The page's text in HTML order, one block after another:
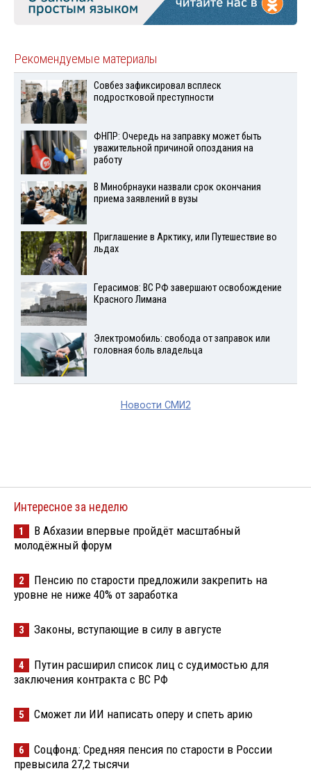
Рекомендуемые материалы
Совбез зафиксировал всплеск
подростковой преступности
ФНПР: Очередь на заправку может быть
уважительной причиной опоздания на
работу
В Минобрнауки назвали срок окончания
приема заявлений в вузы
Приглашение в Арктику, или Путешествие во
льдах
Герасимов: ВС РФ завершают освобождение
Красного Лимана
Электромобиль: свобода от заправок или
головная боль владельца
Новости СМИ2
Интересное за неделю
1
В Абхазии впервые пройдёт масштабный
молодёжный форум
2
Пенсию по старости предложили закрепить на
уровне не ниже 40% от заработка
3 Законы, вступающие в силу в августе
4
Путин расширил список лиц с судимостью для
заключения контракта с ВС РФ
5 Сможет ли ИИ написать оперу и спеть арию
6
Соцфонд: Средняя пенсия по старости в России
превысила 27,2 тысячи